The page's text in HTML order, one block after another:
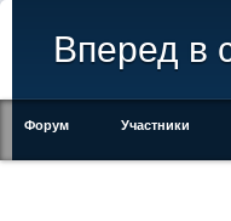
Вперед в
Форум Участники